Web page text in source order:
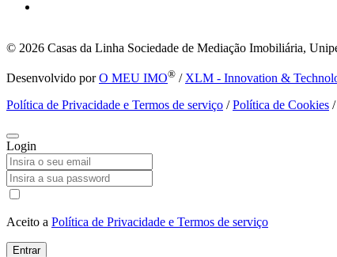
© 2026 Casas da Linha Sociedade de Mediação Imobiliária,
Desenvolvido porO MEU IMO® / XLM - Innovation &
Política de Privacidade e Termos de serviço /Política de Cookies /
Login
Aceito a Política de Privacidade e Termos de serviço
Entrar